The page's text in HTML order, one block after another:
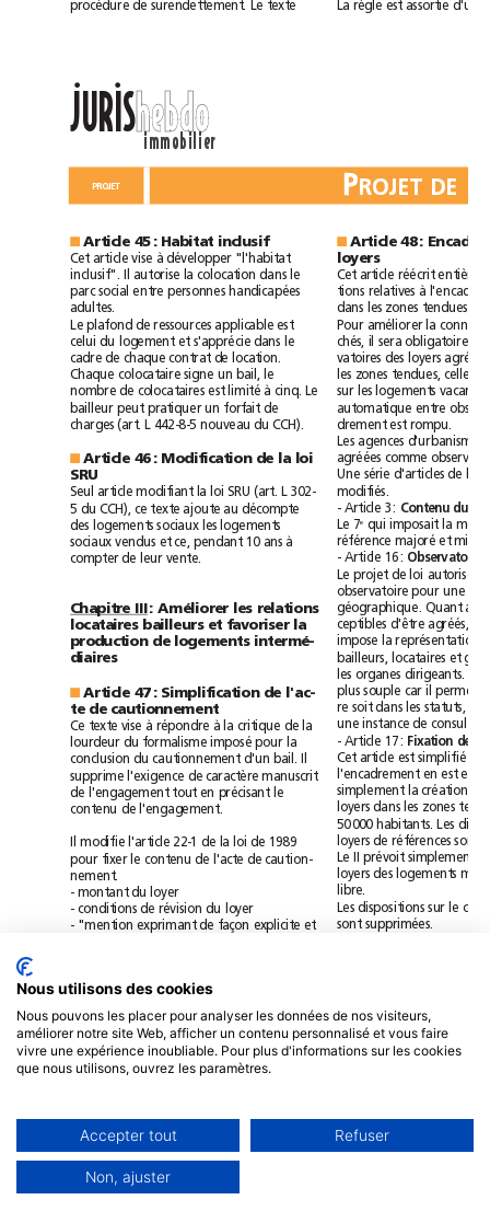
procédure
de surendettement. Le texte
La
règle est assortie
■ Article 45: Habitat inclusif
Cet article vise à développer "l'habitat
inclusif". autorise la colocation dans le
parc
entre personnes handicapées
adultes.
Le
plafond de ressources applicable est
celui du logement et s'apprécie dans le
cadre
de chaque contrat de location.
Chaque colocataire signe un bail, le
nombre
de colocataires est limité à cinq.
Le
bailleur
peut pratiquer un forfait de
charges (art. L 442-8-5 nouveau du
Article 46: Modification de la
loi
SRU
article modifiant la loi SRU (art. L 302-
5 du ce texte ajoute au décompte
des logements sociaux les
logements
sociaux
vendus et ce, pendant 10 ans à
compter
de leur vente.
Chapitre : Améliorer les
relations
locataires
bailleurs et favoriser la
production de logements intermé-
diaires
■ Article 47: Simplification de l'ac-
te de cautionnement
Ce texte vise à répondre à la critique de la
lourdeur du formalisme imposé pour la
conclusion
du cautionnement d'un bail.
supprime
l'exigence de caractère manuscrit
de l'engagement tout en précisant le
contenu de l'engagement.
modifie l'article 22-1 de la loi de 1989
pour fixer le contenu de l'acte de
caution-
nement.
- montant du
loyer
-
conditions de révision du
loyer
-
"mention exprimant de façon explicite et
-
reproduction de l'alinéa
l'article
■ Article
48:
loyers
Cet article réécrit
tions relatives à
dans les zones
Pour
améliorer la
sera obligatoire
vatoires des loyers
les
zones tendues,
sur les logements
automatique
entre
drement est
Les
agences
agréées
comme
Une
série d'articles de
- Article3: Contenu du
Le 7e qui imposait la
référence
majoré et
-
Article 16:
Le projet de loi autorise
observatoire pour
une
géographique.
Quant
ceptibles
d'être agréés,
impose la
locataires
et
les
organes
plus
souple car
re
soit dans les statuts,
une instance de
- Article 17: Fixation
Cet article est simplifié
l'encadrement
en est
simplement la création
loyers dans les
zones
50000
Les
loyers
de références
Le II prévoit
loyers des logements
libre.
Les
dispositions sur le
sont
- Article 25-9:
L'article modifié
du
loyer des
Le dispositif
prévu
étant
la
loi de 1989 et ne
P
JURIS hebdo
immobilier
ll
PROJET
■ Cautionnement:
formalisme
assoupli
"La personne physique que se porte
si
que la mention exprimant de façon explicite et
non
équivoque la
et
contracte et de la reproduction de
dent. Le bailleur
du contrat de
Nous utilisons des cookies
Nous pouvons les placer pour analyser les données de nos visiteurs,
améliorer notre site Web, afficher un contenu personnalisé et vous faire
vivre une expérience inoubliable. Pour plus d'informations sur les cookies
que nous utilisons, ouvrez les paramètres.
Accepter tout Refuser
Non, ajuster